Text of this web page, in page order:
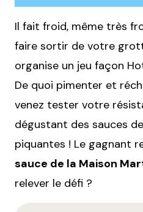
Il fait froid, même très
faire sortir de votre
organise un jeu façon
De quoi pimenter et
venez tester votre
dégustant des sauces
piquantes ! Le gagnant
sauce de la Maison
relever le défi ?